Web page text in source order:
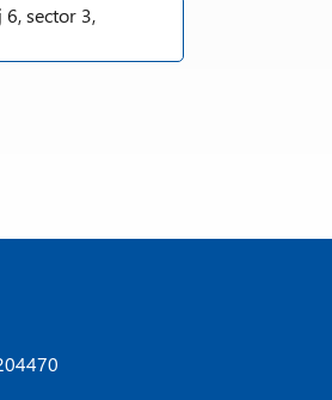
6, sector 3,